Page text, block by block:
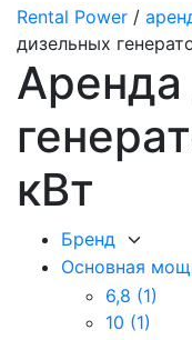
Rental Power /
дизельных
кВт
Бренд
Основная
6,8 (1)
10 (1)